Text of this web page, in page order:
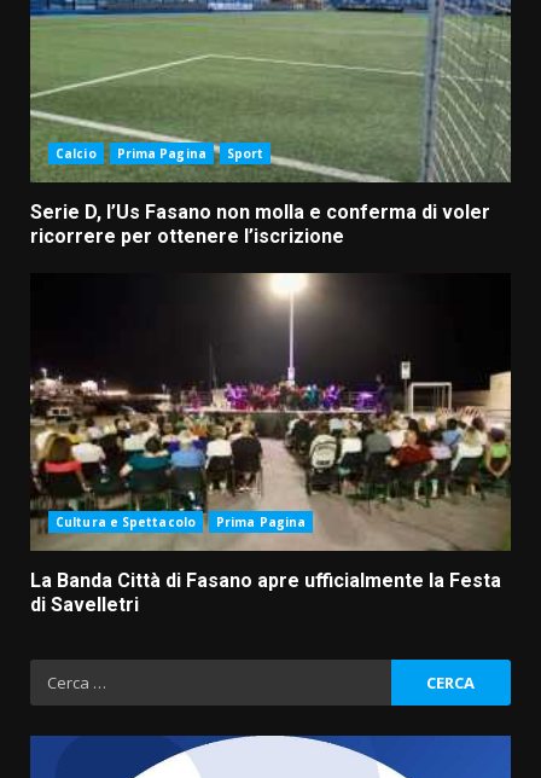
Calcio Prima Pagina Sport
Serie D, l’Us Fasano non molla e conferma di voler
ricorrere per ottenere l’iscrizione
Cultura e Spettacolo Prima Pagina
La Banda Città di Fasano apre ufficialmente la Festa
di Savelletri
Ricerca
per: